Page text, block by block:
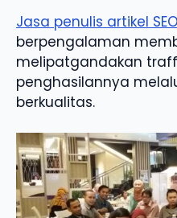
Jasa penulis artikel SEO
berpengalaman
melipatgandakan
penghasilannya
berkualitas.